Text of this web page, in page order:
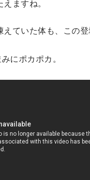
ますね。
えていた体も、この
にポカポカ。